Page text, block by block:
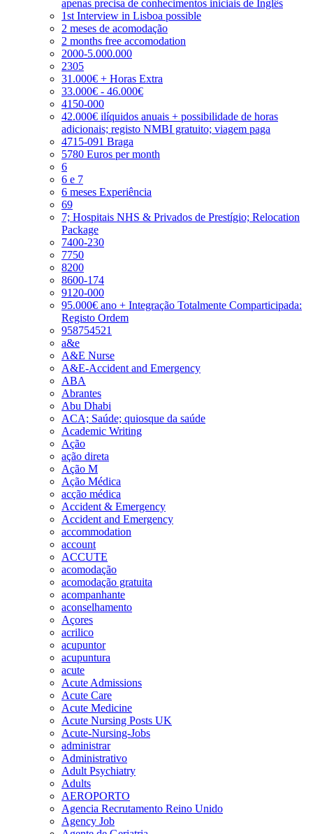
apenas precisa de conhecimentos iniciais de Inglês
1st Interview in Lisboa possible
2 meses de acomodação
2 months free accomodation
2000-5.000.000
2305
31.000€ + Horas Extra
33.000€ - 46.000€
4150-000
42.000€ ilíquidos anuais + possibilidade de horas
adicionais; registo NMBI gratuito; viagem paga
4715-091 Braga
5780 Euros per month
6
6 e 7
6 meses Experiência
69
7; Hospitais NHS & Privados de Prestígio; Relocation
Package
7400-230
7750
8200
8600-174
9120-000
95.000€ ano + Integração Totalmente Comparticipada:
Registo Ordem
958754521
a&e
A&E Nurse
A&E-Accident and Emergency
ABA
Abrantes
Abu Dhabi
ACA; Saúde; quiosque da saúde
Academic Writing
Ação
ação direta
Ação M
Ação Médica
acção médica
Accident & Emergency
Accident and Emergency
accommodation
account
ACCUTE
acomodação
acomodação gratuita
acompanhante
aconselhamento
Açores
acrilico
acupuntor
acupuntura
acute
Acute Admissions
Acute Care
Acute Medicine
Acute Nursing Posts UK
Acute-Nursing-Jobs
administrar
Administrativo
Adult Psychiatry
Adults
AEROPORTO
Agencia Recrutamento Reino Unido
Agency Job